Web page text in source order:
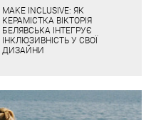
MAKE INCLUSIVE: ЯК
КЕРАМІСТКА ВІКТОРІЯ
БЕЛЯВСЬКА ІНТЕГРУЄ
ІНКЛЮЗИВНІСТЬ У СВОЇ
ДИЗАЙНИ